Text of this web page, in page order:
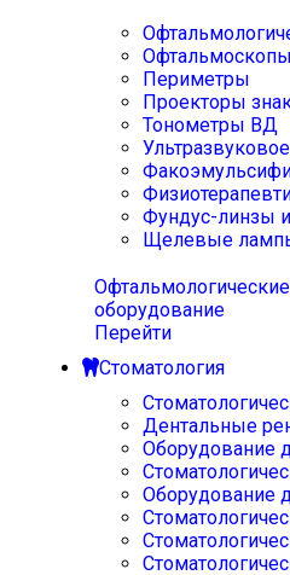
Офтальмоскопы
Периметры
Проекторы
Тонометры ВД
Фундус-линзы
Щелевые
Офтальмологические
оборудование
Перейти
Стоматология
Дентальные
Оборудование
Оборудование